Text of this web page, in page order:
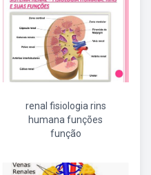
renal fisiologia rins
humana funções
função